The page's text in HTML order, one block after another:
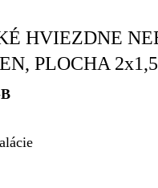
HVIEZDNE
PLOCHA